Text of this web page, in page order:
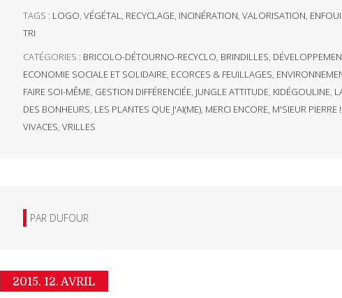
TAGS : LOGO, VÉGÉTAL, RECYCLAGE, INCINÉRATION, VALORISATION,
TRI
CATÉGORIES : BRICOLO-DÉTOURNO-RECYCLO BRINDILLES
ECONOMIE SOCIALE ET SOLIDAIRE, ECORCES & FEUILLAGES
FAIRE SOI-MÊME, GESTION DIFFÉRENCIÉE, JUNGLE ATTITUDE, KIDÉGOULINE,
DES BONHEURS LES PLANTES QUE J'AI(ME), MERCI ENCORE, M'SIEUR PIERRE !
VIVACES VRILLES
PAR DUFOUR
2015. 12. AVRIL